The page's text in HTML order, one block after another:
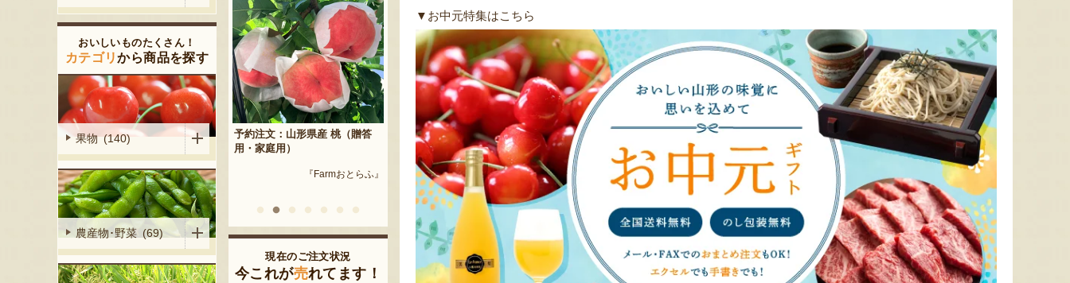
▼お中元特集はこちら
おいしいものたくさん！
カテゴリから商品を探す
果物 (140)
農産物･野菜 (69)
フデザイン』
予約注文：山形県産 桃（贈答
用・家庭用）
『Farmおとらふ』
米沢牛
『肉匠えんどう』
まいにちのこめ油
『三和油脂株式会社』
予約注文：山形県産 桃（贈答
用・家庭用）
『栗原果樹園』
ミックスゼリー
『たかはたファーム』
予約注文：山形県産トウモロコ
シ「おおもの」
『長岡ファーム』
現在のご注文状況
今これが売れてます！